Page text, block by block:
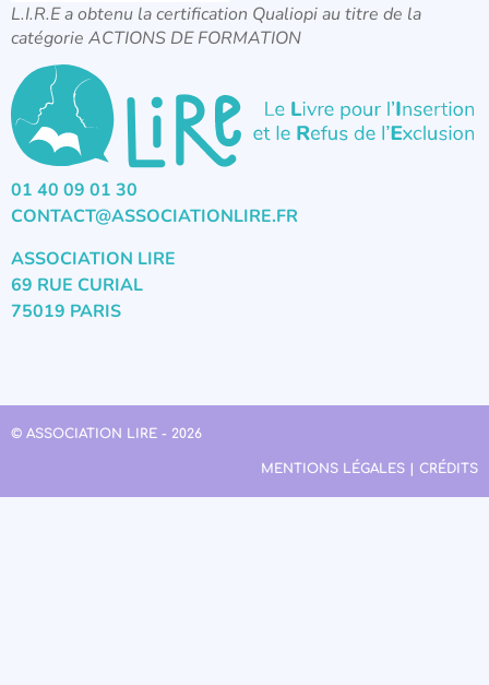
L.I.R.E a obtenu la certification Qualiopi au titre de la
catégorie ACTIONS DE FORMATION
01 40 09 01 30
CONTACT@ASSOCIATIONLIRE.FR
ASSOCIATION LIRE
69 RUE CURIAL
75019 PARIS
© ASSOCIATION LIRE - 2026
MENTIONS LÉGALES | CRÉDITS